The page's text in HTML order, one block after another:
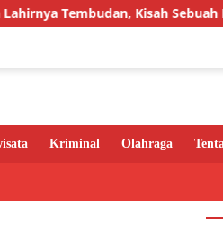
Sebuah Kampung yang
Kriminal Olahraga